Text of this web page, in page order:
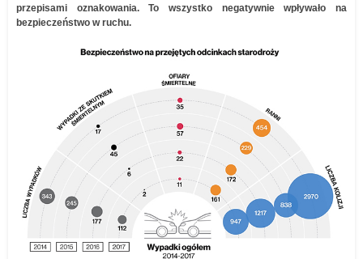
przepisami oznakowania. To wszystko negatywnie wpływało na
bezpieczeństwo w ruchu.